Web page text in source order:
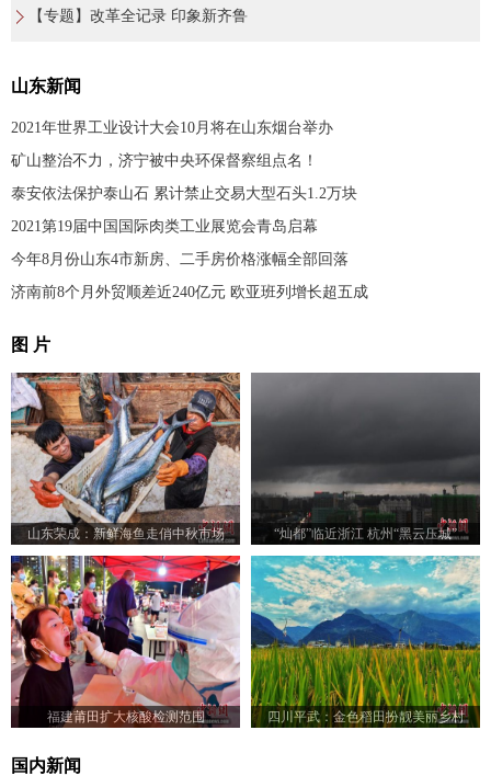
【专题】改革全记录 印象新齐鲁
山东新闻
2021年世界工业设计大会10月将在山东烟台举办
矿山整治不力，济宁被中央环保督察组点名！
泰安依法保护泰山石 累计禁止交易大型石头1.2万块
2021第19届中国国际肉类工业展览会青岛启幕
今年8月份山东4市新房、二手房价格涨幅全部回落
济南前8个月外贸顺差近240亿元 欧亚班列增长超五成
图 片
山东荣成：新鲜海鱼走俏中秋市场 “灿都”临近浙江 杭州“黑云压城”
福建莆田扩大核酸检测范围 四川平武：金色稻田扮靓美丽乡村
国内新闻